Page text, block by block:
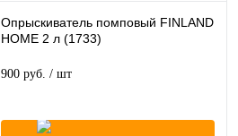
Опрыскиватель помповый FINLAND
HOME 2 л (1733)
900 руб. / шт